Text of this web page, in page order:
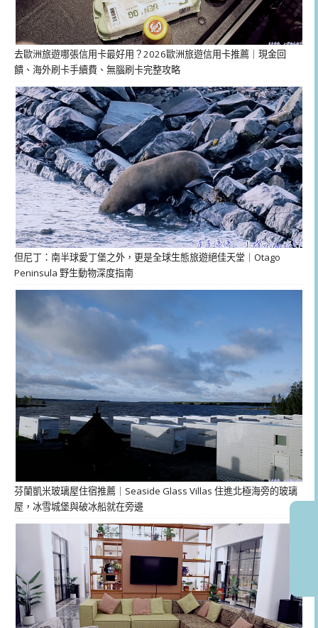
去歐洲旅遊哪張信用卡最好用？2026歐洲旅遊信用卡推薦｜現金回
饋、海外刷卡手續費、無腦刷卡完整攻略
但尼丁：南半球愛丁堡之外，更是全球生態旅遊絕佳天堂｜Otago
Peninsula 野生動物深度指南
芬蘭凱米玻璃屋住宿推薦｜Seaside Glass Villas 住進北極海旁的玻璃
屋，冰雪城堡與破冰船就在旁邊